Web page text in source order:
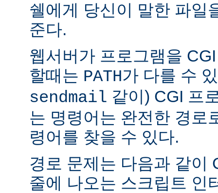
쉘에게 당신이 말한 파일
준다.
웹서버가 프로그램을
할때는 PATH가 다를 수
sendmail 같이) CGI 프
는 명령어는 완전한 경로
령어를 찾을 수 있다.
경로 문제는 다음과 같이
줄에 나오는 스크립트 인